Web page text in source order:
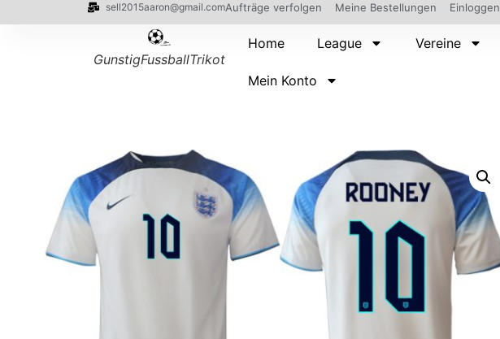
sell2015aaron@gmail.comAufträge verfolgen Meine Bestellungen Einloggen
GunstigFussballTrikot
Home League Vereine
Mein Konto